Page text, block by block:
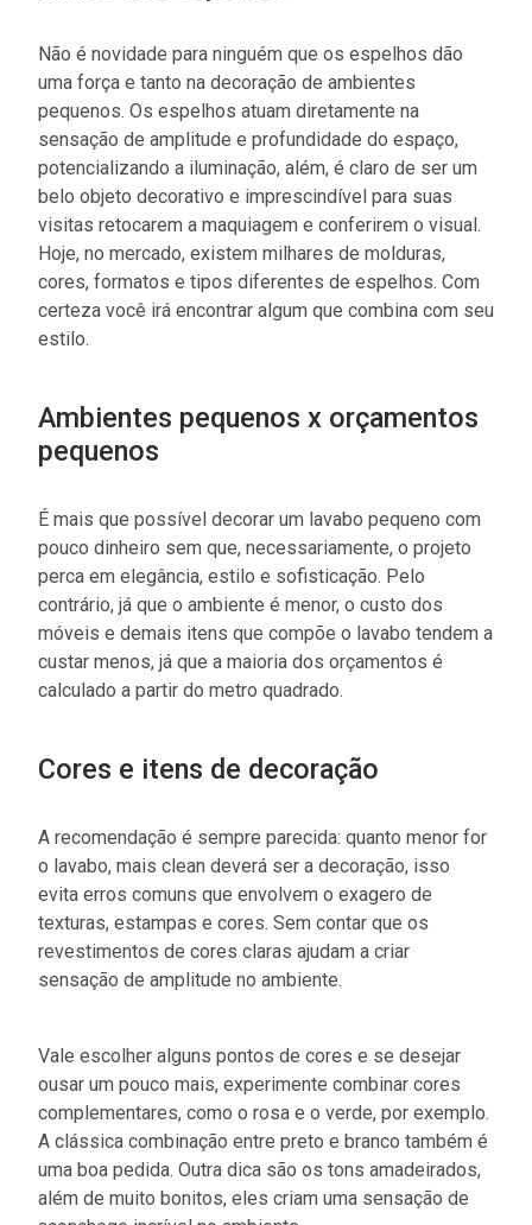
Não é novidade para ninguém que os espelhos dão
uma força e tanto na decoração de ambientes
pequenos. Os espelhos atuam diretamente na
sensação de amplitude e profundidade do espaço,
potencializando a iluminação, além, é claro de ser um
belo objeto decorativo e imprescindível para suas
visitas retocarem a maquiagem e conferirem o visual.
Hoje, no mercado, existem milhares de molduras,
cores, formatos e tipos diferentes de espelhos. Com
certeza você irá encontrar algum que combina com seu
estilo.
Ambientes pequenos x orçamentos
pequenos
É mais que possível decorar um lavabo pequeno com
pouco dinheiro sem que, necessariamente, o projeto
perca em elegância, estilo e sofisticação. Pelo
contrário, já que o ambiente é menor, o custo dos
móveis e demais itens que compõe o lavabo tendem a
custar menos, já que a maioria dos orçamentos é
calculado a partir do metro quadrado.
Cores e itens de decoração
A recomendação é sempre parecida: quanto menor for
o lavabo, mais clean deverá ser a decoração, isso
evita erros comuns que envolvem o exagero de
texturas, estampas e cores. Sem contar que os
revestimentos de cores claras ajudam a criar
sensação de amplitude no ambiente.
Vale escolher alguns pontos de cores e se desejar
ousar um pouco mais, experimente combinar cores
complementares, como o rosa e o verde, por exemplo.
A clássica combinação entre preto e branco também é
uma boa pedida. Outra dica são os tons amadeirados,
além de muito bonitos, eles criam uma sensação de